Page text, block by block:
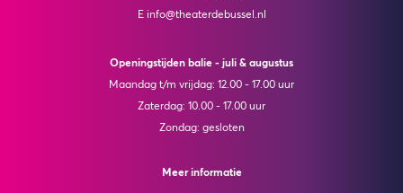
E info@theaterdebussel.nl
Openingstijden balie - juli & augustus
Maandag t/m vrijdag: 12.00 - 17.00 uur
Zaterdag: 10.00 - 17.00 uur
Zondag: gesloten
Meer informatie